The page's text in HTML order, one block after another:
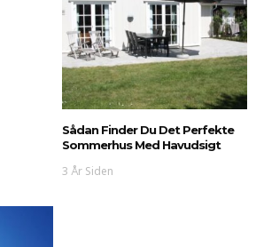
Sådan Finder Du Det Perfekte
Sommerhus Med Havudsigt
3 År Siden